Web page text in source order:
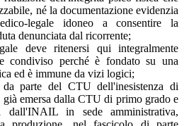
né la documentazione evidenzia
legale idoneo a consentire la
denunciata dal ricorrente;
deve ritenersi qui integralmente
condiviso perché è fondato su una
ed è immune da vizi logici;
parte del CTU dell'inesistenza di
emersa dalla CTU di primo grado e
dall'INAIL in sede amministrativa,